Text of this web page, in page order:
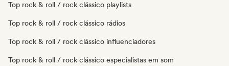
Top rock & roll / rock clássico playlists
Top rock & roll / rock clássico rádios
Top rock & roll / rock clássico influenciadores
Top rock & roll / rock clássico especialistas em som